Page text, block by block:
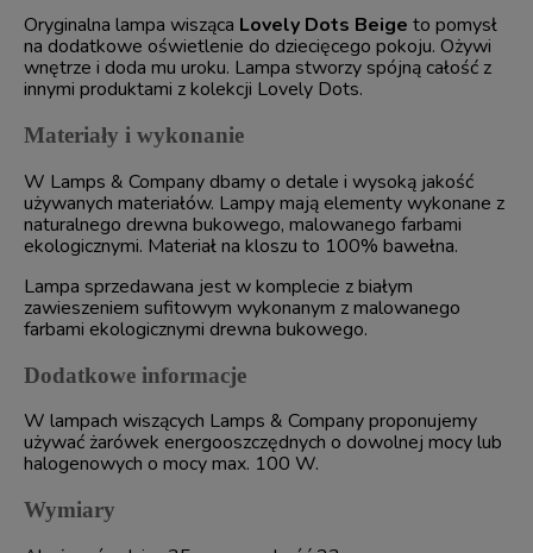
Oryginalna lampa wisząca Lovely Dots Beige to pomysł
na dodatkowe oświetlenie do dziecięcego pokoju. Ożywi
wnętrze i doda mu uroku. Lampa stworzy spójną całość z
innymi produktami z kolekcji Lovely Dots.
Materiały i wykonanie
W Lamps & Company dbamy o detale i wysoką jakość
używanych materiałów. Lampy mają elementy wykonane z
naturalnego drewna bukowego, malowanego farbami
ekologicznymi. Materiał na kloszu to 100% bawełna.
Lampa sprzedawana jest w komplecie z białym
zawieszeniem sufitowym wykonanym z malowanego
farbami ekologicznymi drewna bukowego.
Dodatkowe informacje
W lampach wiszących Lamps & Company proponujemy
używać żarówek energooszczędnych o dowolnej mocy lub
halogenowych o mocy max. 100 W.
Wymiary